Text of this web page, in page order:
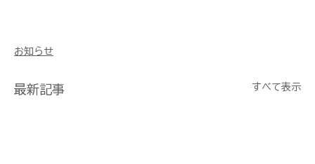
お知らせ
最新記事 すべて表示